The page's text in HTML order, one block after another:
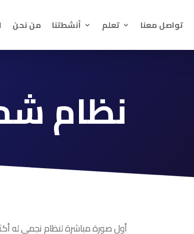
من نحن أنشطتنا تعلم تواصل معنا
نظام